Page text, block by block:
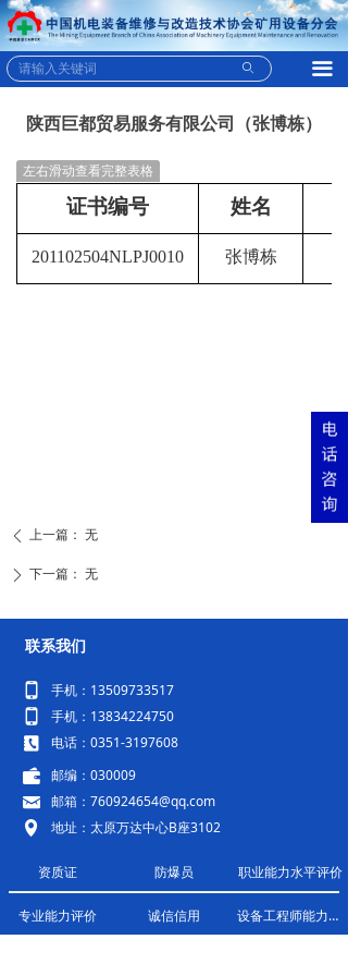
끀
ꄙ
陕西巨都贸易服务有限公司（张博栋）
左右滑动查看完整表格
证书编号 姓名
201102504NLPJ0010 张博栋
ꄴ 上一篇： 无
ꄲ 下一篇： 无
联系我们
넓
手机：13509733517
手机：13834224750
电话：0351-3197608
넓
끐
녆
낂
넹
邮编：030009
邮箱：760924654@qq.com
地址：太原万达中心B座3102
资质证 防爆员 职业能力水平评价
专业能力评价 诚信信用 设备工程师能力评价